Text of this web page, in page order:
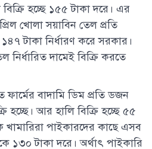
হচ্ছে ১৫৫ টাকা দরে। এর
খোলা সয়াবিন তেল প্রতি
টাকা নির্ধারণ করে সরকার।
দামেই বিক্রি করতে
ফার্মের বাদামি ডিম প্রতি ডজন
হচ্ছে। আর হালি বিক্রি হচ্ছে ৫৫
পাইকারদের কাছে এসব
১৩০ টাকা দরে। অর্থাৎ পাইকারি